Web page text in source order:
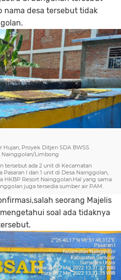
nama desa tersebut tidak
Proyek Ditjen SDA BWSS
Nainggolan/Limbong
tersebut ada 2 unit di Kecamatan
I dan 1 unit di Desa Nainggolan,
HKBP Resort Nainggolan.Hal yang sama
juga tersedia sumber air PAM.
seorang Majelis
soal ada tidaknya